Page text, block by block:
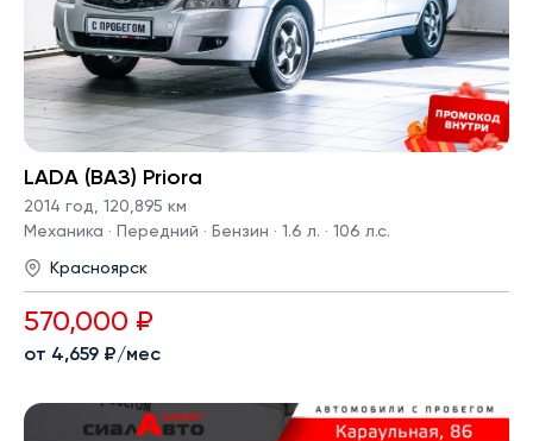
LADA (ВАЗ) Priora
2014 год
120,895 км
Механика · Передний · Бензин · 1.6 л. · 106 л.с.
Красноярск
570,000 ₽
от 4,659 ₽/мес